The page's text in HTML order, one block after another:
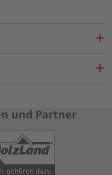
und Partner